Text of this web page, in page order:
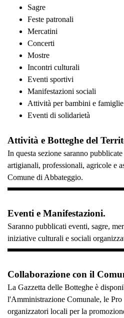
Sagre
Feste patronali
Mercatini
Concerti
Mostre
Incontri culturali
Eventi sportivi
Manifestazioni sociali
Attività per bambini e famiglie
Eventi di solidarietà
Attività e Botteghe del
In questa sezione saranno
artigianali, professionali, agricole e
Comune di Abbateggio.
Eventi e Manifestazioni.
Saranno pubblicati eventi, sagre,
iniziative culturali e sociali
Collaborazione con il
La Gazzetta delle Botteghe è
l'Amministrazione Comunale, le
organizzatori locali per la